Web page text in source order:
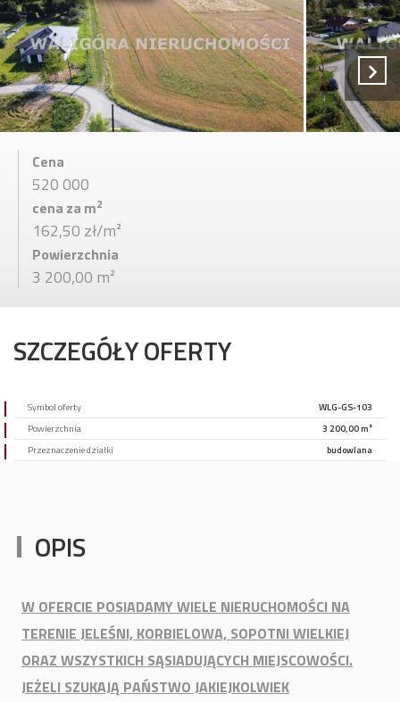
Cena
520 000
cena za m2
162,50 zł/m²
Powierzchnia
3 200,00 m²
SZCZEGÓŁY OFERTY
Symbol oferty
WLG-GS-103
Powierzchnia
3 200,00 m²
Przeznaczenie działki
budowlana
OPIS
W OFERCIE POSIADAMY WIELE NIERUCHOMOŚCI NA
TERENIE JELEŚNI, KORBIELOWA, SOPOTNI WIELKIEJ
ORAZ WSZYSTKICH SĄSIADUJĄCYCH MIEJSCOWOŚCI.
JEŻELI SZUKAJĄ PAŃSTWO JAKIEJKOLWIEK